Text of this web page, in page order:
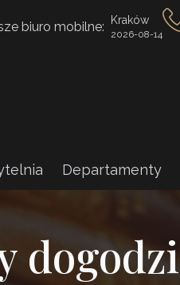
biuro mobilne: Kraków
2026-08-14
Departamenty
dogodzi